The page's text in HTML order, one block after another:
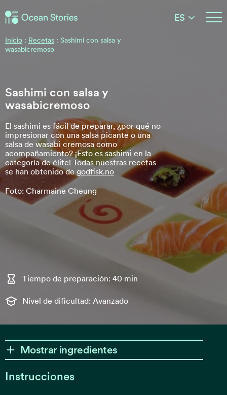
Historias del Océano
ES
Inicio : Recetas : Sashimi con salsa y
wasabicremoso
Sashimi con salsa y
wasabicremoso
El sashimi es fácil de preparar, ¿por qué no
impresionar con una salsa picante o una
salsa de wasabi cremosa como
acompañamiento? ¡Esto es sashimi en la
categoría de élite! Todas nuestras recetas
se han obtenido degodfisk.no
Foto: Charmaine Cheung
Tiempo de preparación: 40 min
Nivel de dificultad: Avanzado
Mostrar ingredientes
Instrucciones